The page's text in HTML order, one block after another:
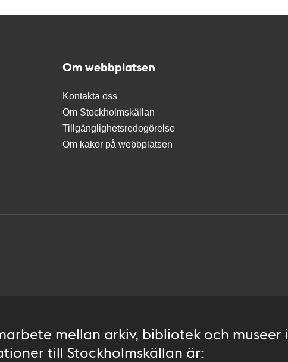
Om webbplatsen
Kontakta oss
Om Stockholmskällan
Tillgänglighetsredogörelse
Om kakor på webbplatsen
mellan arkiv, bibliotek och museer i
till Stockholmskällan är: